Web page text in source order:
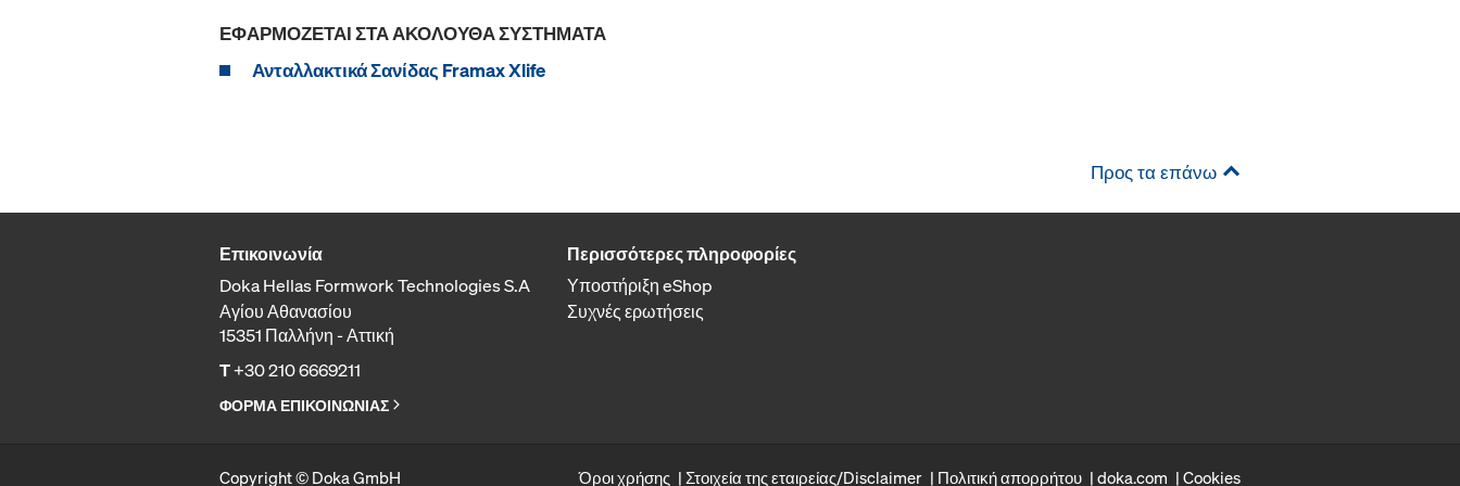
ΕΦΑΡΜΌΖΕΤΑΙ ΣΤΑ ΑΚΌΛΟΥΘΑ ΣΥΣΤΉΜΑΤΑ
Ανταλλακτικά Σανίδας Framax Xlife
Προς τα επάνω
Επικοινωνία
Doka Hellas Formwork Technologies S.A
Αγίου Αθανασίου
15351 Παλλήνη - Αττική
T+30 210 6669211
ΦΟΡΜΑ ΕΠΙΚΟΙΝΩΝΙΑΣ
Περισσότερες πληροφορίες
Υποστήριξη eShop
Συχνές ερωτήσεις
Copyright © Doka GmbH Όροι χρήσης Στοιχεία της εταιρείας/Disclaimer Πολιτική απορρήτου doka.com Cookies